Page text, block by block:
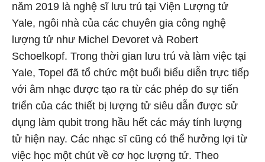
năm 2019 là nghệ sĩ lưu trú tại Viện Lượng tử
Yale, ngôi nhà của các chuyên gia công nghệ
lượng tử như Michel Devoret và Robert
Schoelkopf. Trong thời gian lưu trú và làm việc tại
Yale, Topel đã tổ chức một buổi biểu diễn trực tiếp
với âm nhạc được tạo ra từ các phép đo sự tiến
triển của các thiết bị lượng tử siêu dẫn được sử
dụng làm qubit trong hầu hết các máy tính lượng
tử hiện nay. Các nhạc sĩ cũng có thể hưởng lợi từ
việc học một chút về cơ học lượng tử. Theo